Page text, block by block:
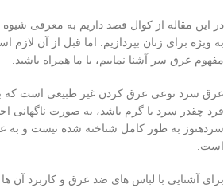
در این مقاله از کوال قصد داریم به معرفی شیوه
به ویژه برای زنان بپردازیم. اما قبل از آن
مفهوم عرق سر آشنا نماییم، با ما همراه باشید.
عرق سرد نوعی عرق کردن غیر طبیعی است که
فرد چقدر سرد یا گرم باشد، به صورت
سردهنوز به طور کامل شناخته شده نیست و به
است.
برای آشنایی با لباس های ضد عرق و کاربرد آن